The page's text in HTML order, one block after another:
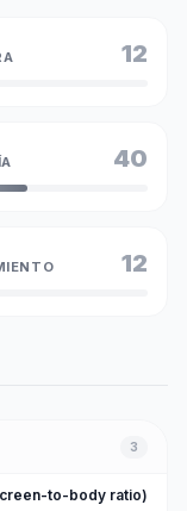
12
40
12
3
to-body ratio)